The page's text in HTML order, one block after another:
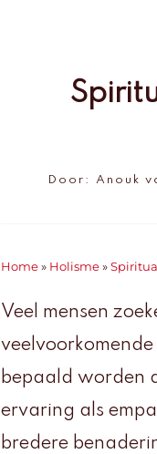
Door: Anouk
Home » Holisme »
Veel mensen
bepaald worden
ervaring als
bredere